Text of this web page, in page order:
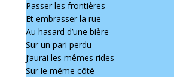
Passer les frontières
Et embrasser la rue
Au hasard d’une bière
Sur un pari perdu
J’aurai les mêmes rides
Sur le même côté